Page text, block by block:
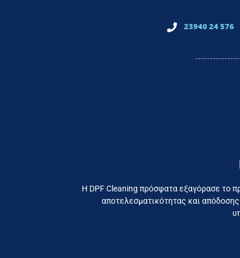
23940 24 576
Η DPF Cleaning πρόσφατα εξαγόρασε το
αποτελεσματικότητας και